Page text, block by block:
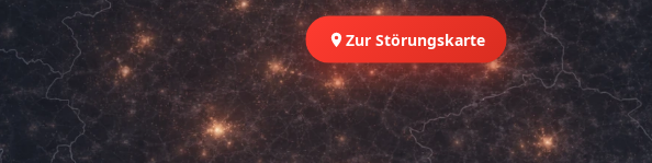
Zur Störungskarte